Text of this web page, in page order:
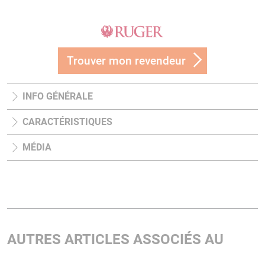
Trouver mon revendeur
INFO GÉNÉRALE
CARACTÉRISTIQUES
MÉDIA
AUTRES ARTICLES ASSOCIÉS AU